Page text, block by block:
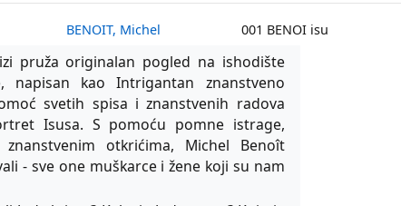
BENOIT, Michel 001 BENOI isu
pruža originalan pogled na ishodište
napisan kao Intrigantan znanstveno
svetih spisa i znanstvenih radova
Isusa. S pomoću pomne istrage,
otkrićima, Michel Benoît
- sve one muškarce i žene koji su nam